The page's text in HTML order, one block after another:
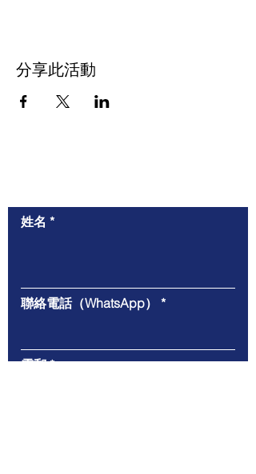
分享此活動
姓名
聯絡電話（WhatsApp）
電郵